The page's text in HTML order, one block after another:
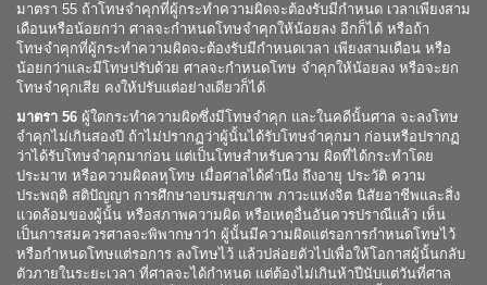
มาตรา 55 ถ้าโทษจำคุกที่ผู้กระทำความผิดจะต้องรับมีกำหนด เวลาเพียงสาม
เดือนหรือน้อยกว่า ศาลจะกำหนดโทษจำคุกให้น้อยลง อีกก็ได้ หรือถ้า
โทษจำคุกที่ผู้กระทำความผิดจะต้องรับมีกำหนดเวลา เพียงสามเดือน หรือ
น้อยกว่าและมีโทษปรับด้วย ศาลจะกำหนดโทษ จำคุกให้น้อยลง หรือจะยก
โทษจำคุกเสีย คงให้ปรับแต่อย่างเดียวก็ได้
มาตรา 56 ผู้ใดกระทำความผิดซึ่งมีโทษจำคุก และในคดีนั้นศาล จะลงโทษ
จำคุกไม่เกินสองปี ถ้าไม่ปรากฏว่าผู้นั้นได้รับโทษจำคุกมา ก่อนหรือปรากฏ
ว่าได้รับโทษจำคุกมาก่อน แต่เป็นโทษสำหรับความ ผิดที่ได้กระทำโดย
ประมาท หรือความผิดลหุโทษ เมื่อศาลได้คำนึง ถึงอายุ ประวัติ ความ
ประพฤติ สติปัญญา การศึกษาอบรมสุขภาพ ภาวะแห่งจิต นิสัยอาชีพและสิ่ง
แวดล้อมของผู้นั้น หรือสภาพความผิด หรือเหตุอื่นอันควรปราณีแล้ว เห็น
เป็นการสมควรศาลจะพิพากษาว่า ผู้นั้นมีความผิดแต่รอการกำหนดโทษไว้
หรือกำหนดโทษแต่รอการ ลงโทษไว้ แล้วปล่อยตัวไปเพื่อให้โอกาสผู้นั้นกลับ
ตัวภายในระยะเวลา ที่ศาลจะได้กำหนด แต่ต้องไม่เกินห้าปีนับแต่วันที่ศาล